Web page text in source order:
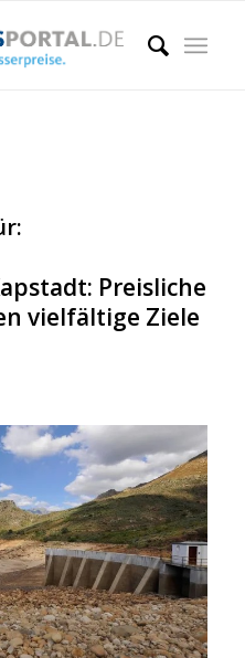
Preisliche
vielfältige Ziele